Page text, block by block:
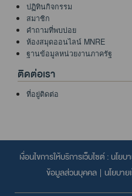
ปฏิทินกิจกรรม
สมาชิก
คำถามที่พบบ่อย
ห้องสมุดออนไลน์ MNRE
ฐานข้อมูลหน่วยงานภาครัฐ
ติดต่อเรา
ที่อยู่ติดต่อ
เงื่อนไขการให้บริการเว็บไซต์ : นโยบ
ข้อมูลส่วนบุคคล| นโยบา